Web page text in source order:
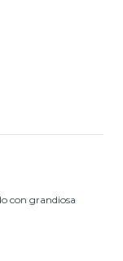
con grandiosa